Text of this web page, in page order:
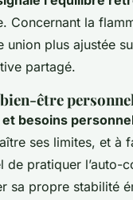
Concernant la
plus ajustée
partagé.
être
besoins
ses limites, et à
pratiquer l’auto-
sa propre stabilité